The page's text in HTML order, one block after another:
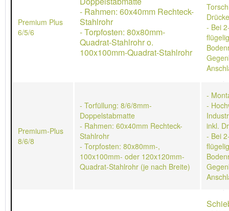
Premium Plus
6/5/6
- Rahmen: 60x40mm Rechteck-
Stahlrohr
- Torpfosten: 80x80mm-
Quadrat-Stahlrohr o.
100x100mm-Quadrat-Stahlrohr
- Bei
Premium-Plus
8/6/8
- Torfüllung: 8/6/8mm-
Doppelstabmatte
- Rahmen: 60x40mm Rechteck-
Stahlrohr
- Torpfosten: 80x80mm-,
100x100mm- oder 120x120mm-
Quadrat-Stahlrohr (je nach Breite)
-
-
inkl.
- Bei